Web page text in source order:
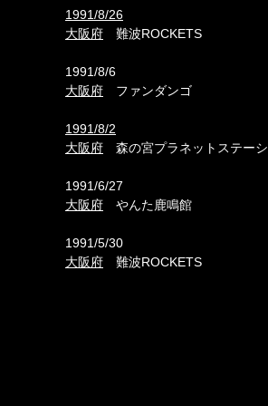
1991/8/26
大阪府 難波ROCKETS
1991/8/6
大阪府 ファンダンゴ
1991/8/2
大阪府 森の宮プラネット ステー
1991/6/27
大阪府 やんた鹿鳴館
1991/5/30
大阪府 難波ROCKETS